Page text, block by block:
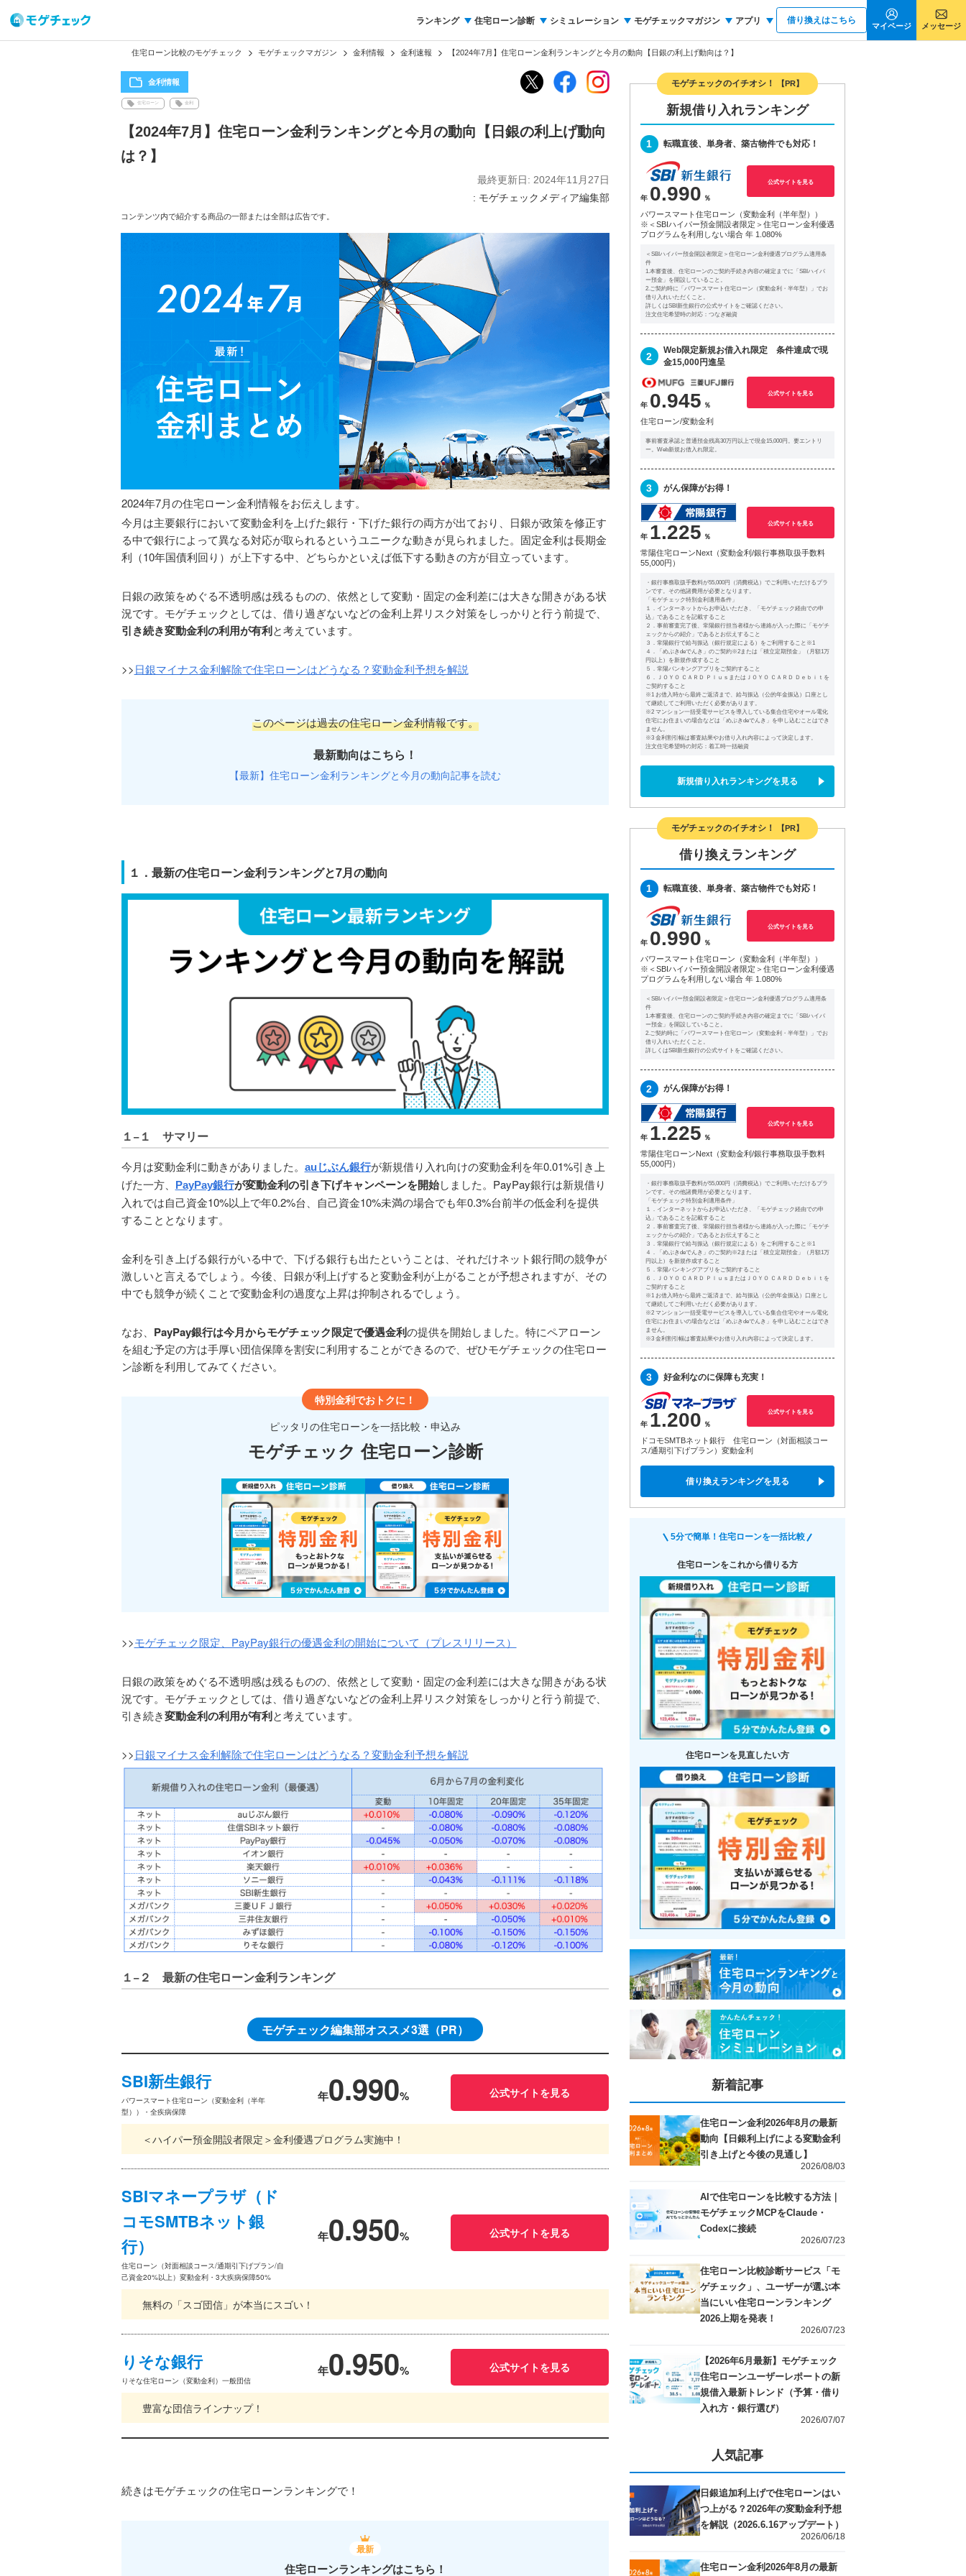
ランキング 住宅ローン診断 シミュレーション モゲチェックマガジン アプリ 借り換えはこちら
マイページ メッセージ
住宅ローン比較のモゲチェック モゲチェックマガジン 金利情報 金利速報 【2024年7月】住宅ローン金利ランキングと今月の動向【日銀の利上げ動向は？】
金利情報
住宅ローン 金利
【2024年7月】住宅ローン金利ランキングと今月の動向【日銀の利上げ動向
は？】
最終更新日: 2024年11月27日
: モゲチェックメディア編集部
コンテンツ内で紹介する商品の一部または全部は広告です。
2024年7月の住宅ローン金利情報をお伝えします。
今月は主要銀行において変動金利を上げた銀行・下げた銀行の両方が出ており、日銀が政策を修正す
る中で銀行によって異なる対応が取られるというユニークな動きが見られました。固定金利は長期金
利（10年国債利回り）が上下する中、どちらかといえば低下する動きの方が目立っています。
日銀の政策をめぐる不透明感は残るものの、依然として変動・固定の金利差には大きな開きがある状
況です。モゲチェックとしては、借り過ぎないなどの金利上昇リスク対策をしっかりと行う前提で、
引き続き変動金利の利用が有利と考えています。
>>日銀マイナス金利解除で住宅ローンはどうなる？変動金利予想を解説
このページは過去の住宅ローン金利情報です。
最新動向はこちら！
【最新】住宅ローン金利ランキングと今月の動向記事を読む
１．最新の住宅ローン金利ランキングと7月の動向
１−１ サマリー
今月は変動金利に動きがありました。 auじぶん銀行が新規借り入れ向けの変動金利を年0.01%引き上
げた一方、
PayPay銀行が変動金利の引き下げキャンペーンを開始しました。PayPay銀行は新規借り
入れでは自己資金10%以上で年0.2%台、自己資金10%未満の場合でも年0.3%台前半の低金利を提供
することとなります。
金利を引き上げる銀行がいる中で、下げる銀行も出たということは、それだけネット銀行間の競争が
激しいと言えるでしょう。今後、日銀が利上げすると変動金利が上がることが予想されますが、その
中でも競争が続くことで変動金利の過度な上昇は抑制されるでしょう。
なお、 PayPay銀行は今月からモゲチェック限定で優遇金利の提供を開始しました。特にペアローン
を組む予定の方は手厚い団信保障を割安に利用することができるので、ぜひモゲチェックの住宅ロー
ン診断を利用してみてください。
特別金利でおトクに！
ピッタリの住宅ローンを一括比較・申込み
モゲチェック 住宅ローン診断
>>モゲチェック限定、PayPay銀行の優遇金利の開始について（プレスリリース）
日銀の政策をめぐる不透明感は残るものの、依然として変動・固定の金利差には大きな開きがある状
況です。モゲチェックとしては、借り過ぎないなどの金利上昇リスク対策をしっかりと行う前提で、
引き続き変動金利の利用が有利と考えています。
>> 日銀マイナス金利解除で住宅ローンはどうなる？変動金利予想を解説
１−２ 最新の住宅ローン金利ランキング
モゲチェック編集部オススメ3選（PR）
SBI新生銀行
パワースマート住宅ローン（変動金利（半年
型））・全疾病保障
年0.990% 公式サイトを見る
＜ハイパー預金開設者限定＞金利優遇プログラム実施中！
SBIマネープラザ（ド
コモSMTBネット銀
行）
住宅ローン（対面相談コース/通期引下げプラン/自
己資金20%以上）変動金利・3大疾病保障50%
年0.950% 公式サイトを見る
無料の「スゴ団信」が本当にスゴい！
りそな銀行
りそな住宅ローン（変動金利）一般団信
年0.950% 公式サイトを見る
豊富な団信ラインナップ！
続きはモゲチェックの住宅ローンランキングで！
最新
住宅ローンランキングはこちら！
モゲチェックのイチオシ！ 【PR】
新規借り入れランキング
1 転職直後、単身者、築古物件でも対応！
0.990
公式サイトを見る
パワースマート住宅ローン（変動金利（半年型））
※＜SBIハイパー預金開設者限定＞住宅ローン金利優遇
プログラムを利用しない場合 年 1.080%
＜SBIハイパー預金開設者限定＞住宅ローン金利優遇プログラム適用条
件
1.本審査後、住宅ローンのご契約手続き内容の確定までに「SBIハイパ
ー預金」を開設していること。
2.ご契約時に「パワースマート住宅ローン（変動金利・半年型）」でお
借り入れいただくこと。
詳しくはSBI新生銀行の公式サイトをご確認ください。
注文住宅希望時の対応：つなぎ融資
2
Web限定新規お借入れ限定 条件達成で現
金15,000円進呈
0.945 公式サイトを見る
住宅ローン/変動金利
事前審査承認と普通預金残高30万円以上で現金15,000円。要エントリ
ー。Web新規お借入れ限定。
3 がん保障がお得！
1.225 公式サイトを見る
常陽住宅ローンNext（変動金利/銀行事務取扱手数料
55,000円）
・銀行事務取扱手数料が55,000円（消費税込）でご利用いただけるプラ
ンです。その他諸費用が必要となります。
「モゲチェック特別金利適用条件」
１．インターネットからお申込いただき、「モゲチェック経由での申
込」であることを記載すること
２．事前審査完了後、常陽銀行担当者様から連絡が入った際に「モゲチ
ェックからの紹介」であるとお伝えすること
３．常陽銀行で給与振込（銀行規定による）をご利用すること※1
４．「めぶきdeでんき」のご契約※2または「積立定期預金」（月額1万
円以上）を新規作成すること
５．常陽バンキングアプリをご契約すること
６．ＪＯＹＯ ＣＡＲＤ ＰｌｕｓまたはＪＯＹＯ ＣＡＲＤ Ｄｅｂｉｔを
ご契約すること
※1 お借入時から最終ご返済まで、給与振込（公的年金振込）口座とし
て継続してご利用いただく必要があります。
※2 マンション一括受電サービスを導入している集合住宅やオール電化
住宅にお住まいの場合などは「めぶきdeでんき」を申し込むことはでき
ません。
※3 金利割引幅は審査結果やお借り入れ内容によって決定します。
注文住宅希望時の対応：着工時一括融資
新規借り入れランキングを見る
モゲチェックのイチオシ！ 【PR】
借り換えランキング
1 転職直後、単身者、築古物件でも対応！
0.990
公式サイトを見る
パワースマート住宅ローン（変動金利（半年型））
※＜SBIハイパー預金開設者限定＞住宅ローン金利優遇
プログラムを利用しない場合 年 1.080%
＜SBIハイパー預金開設者限定＞住宅ローン金利優遇プログラム適用条
件
1.本審査後、住宅ローンのご契約手続き内容の確定までに「SBIハイパ
ー預金」を開設していること。
2.ご契約時に「パワースマート住宅ローン（変動金利・半年型）」でお
借り入れいただくこと。
詳しくはSBI新生銀行の公式サイトをご確認ください。
2 がん保障がお得！
1.225 公式サイトを見る
常陽住宅ローンNext（変動金利/銀行事務取扱手数料
55,000円）
・銀行事務取扱手数料が55,000円（消費税込）でご利用いただけるプラ
ンです。その他諸費用が必要となります。
「モゲチェック特別金利適用条件」
１．インターネットからお申込いただき、「モゲチェック経由での申
込」であることを記載すること
２．事前審査完了後、常陽銀行担当者様から連絡が入った際に「モゲチ
ェックからの紹介」であるとお伝えすること
３．常陽銀行で給与振込（銀行規定による）をご利用すること※1
４．「めぶきdeでんき」のご契約※2または「積立定期預金」（月額1万
円以上）を新規作成すること
５．常陽バンキングアプリをご契約すること
６．ＪＯＹＯ ＣＡＲＤ ＰｌｕｓまたはＪＯＹＯ ＣＡＲＤ Ｄｅｂｉｔを
ご契約すること
※1 お借入時から最終ご返済まで、給与振込（公的年金振込）口座とし
て継続してご利用いただく必要があります。
※2 マンション一括受電サービスを導入している集合住宅やオール電化
住宅にお住まいの場合などは「めぶきdeでんき」を申し込むことはでき
ません。
※3 金利割引幅は審査結果やお借り入れ内容によって決定します。
3 好金利なのに保障も充実！
1.200 公式サイトを見る
ドコモSMTBネット銀行 住宅ローン（対面相談コー
ス/通期引下げプラン）変動金利
借り換えランキングを見る
5分で簡単！住宅ローンを一括比較
住宅ローンをこれから借りる方
住宅ローンを見直したい方
新着記事
住宅ローン金利2026年8月の最新
動向【日銀利上げによる変動金利
引き上げと今後の見通し】
2026/08/03
AIで住宅ローンを比較する方法｜
モゲチェックMCPをClaude・
Codexに接続
2026/07/23
住宅ローン比較診断サービス「モ
ゲチェック」、ユーザーが選ぶ本
当にいい住宅ローンランキング
2026上期を発表！
2026/07/23
【2026年6月最新】モゲチェック
住宅ローンユーザーレポートの新
規借入最新トレンド（予算・借り
入れ方・銀行選び）
2026/07/07
人気記事
日銀追加利上げで住宅ローンはい
つ上がる？2026年の変動金利予想
を解説（2026.6.16アップデート）
2026/06/18
住宅ローン金利2026年8月の最新